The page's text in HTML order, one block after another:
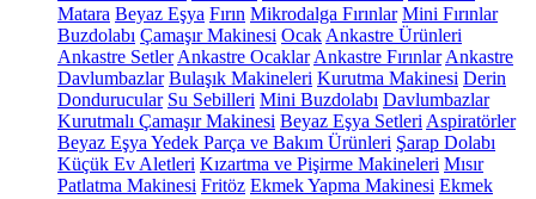
Matara Beyaz Eşya Fırın Mikrodalga Fırınlar Mini Fırınlar
Buzdolabı Çamaşır Makinesi Ocak Ankastre Ürünleri
Ankastre Setler Ankastre Ocaklar Ankastre Fırınlar Ankastre
Davlumbazlar Bulaşık Makineleri Kurutma Makinesi Derin
Dondurucular Su Sebilleri Mini Buzdolabı Davlumbazlar
Kurutmalı Çamaşır Makinesi Beyaz Eşya Setleri Aspiratörler
Beyaz Eşya Yedek Parça ve Bakım Ürünleri Şarap Dolabı
Küçük Ev Aletleri Kızartma ve Pişirme Makineleri Mısır
Patlatma Makinesi Fritöz Ekmek Yapma Makinesi Ekmek